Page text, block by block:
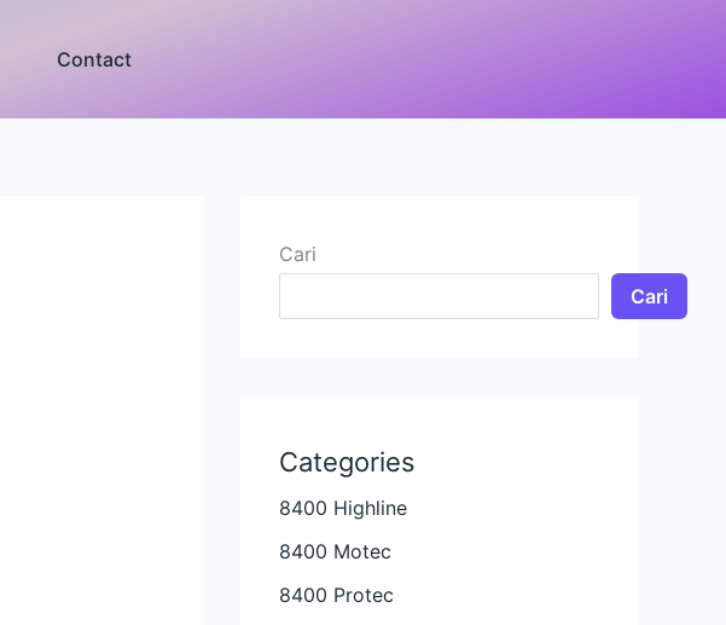
Contact
Cari
Cari
Categories
8400 Highline
8400 Motec
8400 Protec